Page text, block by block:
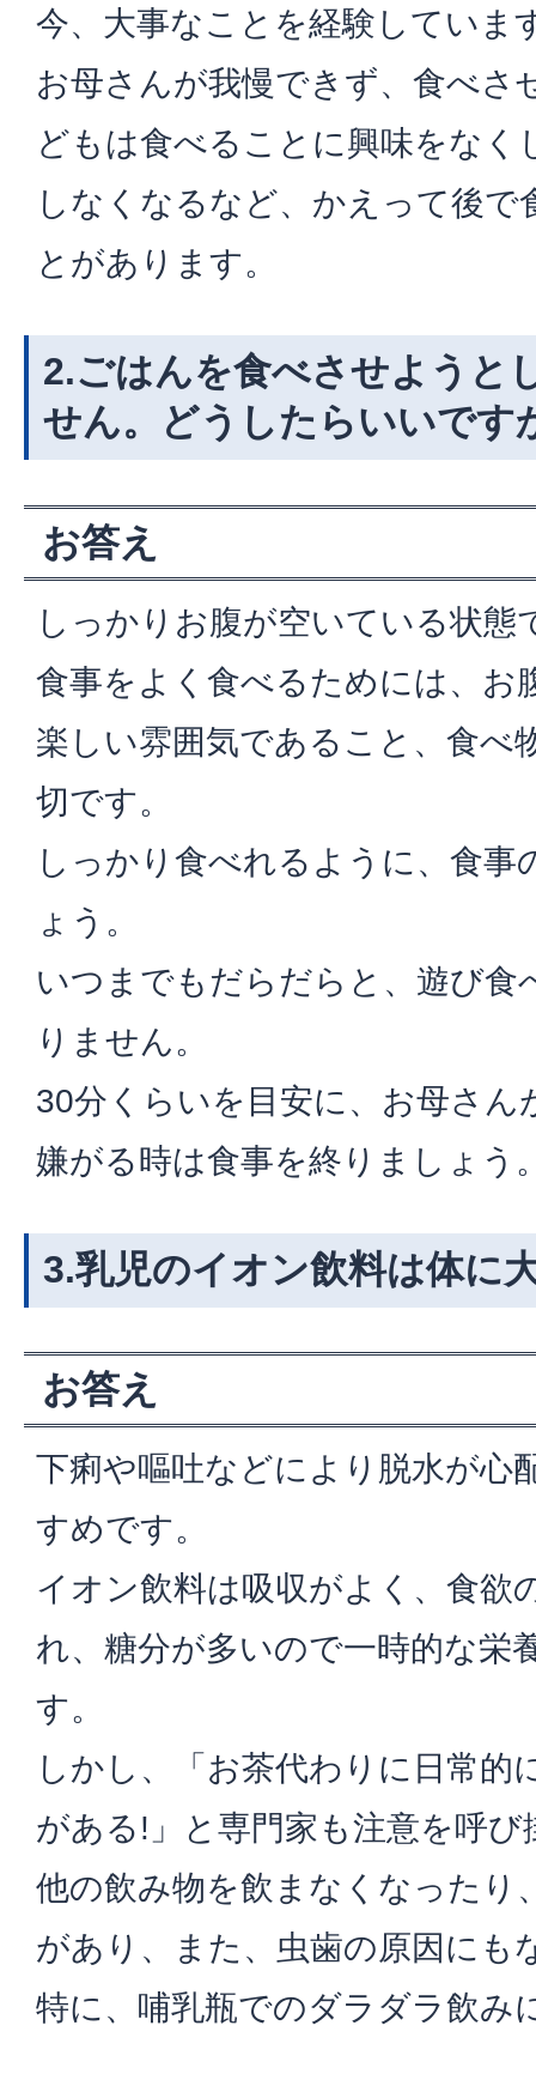
今、大事なことを経験していま
お母さんが我慢できず、食べさ
どもは食べることに興味をなく
しなくなるなど、かえって後で
とがあります。
2.ごはんを食べさせようと
せん。どうしたらいいです
お答え
しっかりお腹が空いている状態
食事をよく食べるためには、お
楽しい雰囲気であること、食べ
切です。
しっかり食べれるように、食事
ょう。
いつまでもだらだらと、遊び食
りません。
30分くらいを目安に、お母さん
嫌がる時は食事を終りましょう
3.乳児のイオン飲料は体に
お答え
下痢や嘔吐などにより脱水が心
すめです。
イオン飲料は吸収がよく、食欲
れ、糖分が多いので一時的な栄
す。
しかし、「お茶代わりに日常的
がある!」と専門家も注意を呼
他の飲み物を飲まなくなったり
があり、また、虫歯の原因にも
特に、哺乳瓶でのダラダラ飲み